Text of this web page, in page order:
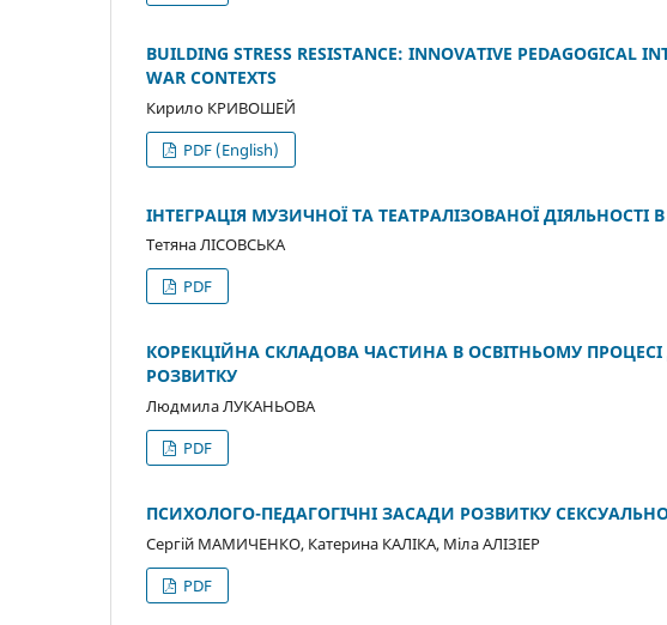
BUILDING STRESS RESISTANCE: INNOVATIVE PEDAGOGICAL
WAR CONTEXTS
Кирило КРИВОШЕЙ
PDF (English)
ІНТЕГРАЦІЯ МУЗИЧНОЇ ТА ТЕАТРАЛІЗОВАНОЇ
Тетяна ЛІСОВСЬКА
PDF
КОРЕКЦІЙНА СКЛАДОВА ЧАСТИНА В ОСВІТНЬОМУ
РОЗВИТКУ
Людмила ЛУКАНЬОВА
PDF
ПСИХОЛОГО-ПЕДАГОГІЧНІ ЗАСАДИ РОЗВИТКУ
Сергій МАМИЧЕНКО, Катерина КАЛІКА, Міла АЛІЗІЕР
PDF